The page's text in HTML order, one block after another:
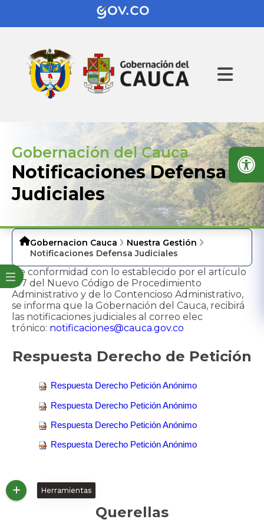
Gobernación del Cauca
Notificaciones Defensa
Judiciales
Gobernacion Cauca
Nuestra Gestión
Notificaciones Defensa Judiciales
​De conformidad con lo establecido por el artículo
197 del Nuevo Código de Procedimiento
Administrativo y de lo Contencioso Administrativo,
se informa que la Gobernación del Cauca, recibirá
las notificaciones judiciales al correo elec​
trónico: notificaciones@cauca.gov.co​
Respuesta Derecho de Petición
Respuesta Derecho Petición Anónimo
Respuesta Derecho Petición Anónimo
Respuesta Derecho Petición Anónimo
Respuesta Derecho Petición Anónimo
Querellas
Herramientas